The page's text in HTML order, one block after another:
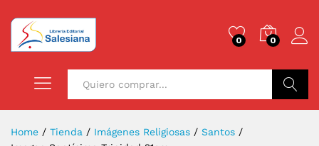
0 0
Home / Tienda / Imágenes Religiosas / Santos /